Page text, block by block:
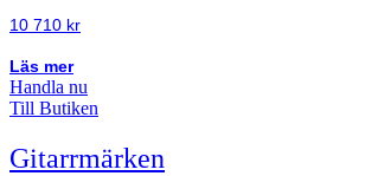
10 710 kr
Läs mer
Handla nu
Till Butiken
Gitarrmärken